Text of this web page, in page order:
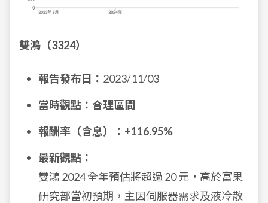
雙鴻（3324）
報告發布日： 2023/11/03
當時觀點：合理區間
報酬率（含息）： +116.95%
最新觀點：
雙鴻2024全年預估將超過 20元，高於富果
研究部當初預期，主因伺服器需求及液冷散